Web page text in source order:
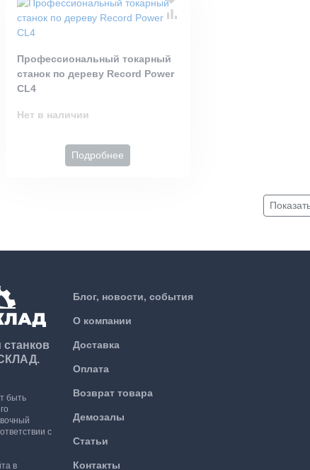
Профессиональный токарный
станок по дереву Record Power
CL4
Нет в наличии
Подробнее
станков
быть
с
в
Блог, новости, события
О компании
Доставка
Оплата
Возврат товара
Демозалы
Статьи
Контакты